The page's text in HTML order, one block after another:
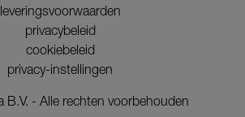
leveringsvoorwaarden
privacybeleid
cookiebeleid
privacy-instellingen
B.V. - Alle rechten voorbehouden